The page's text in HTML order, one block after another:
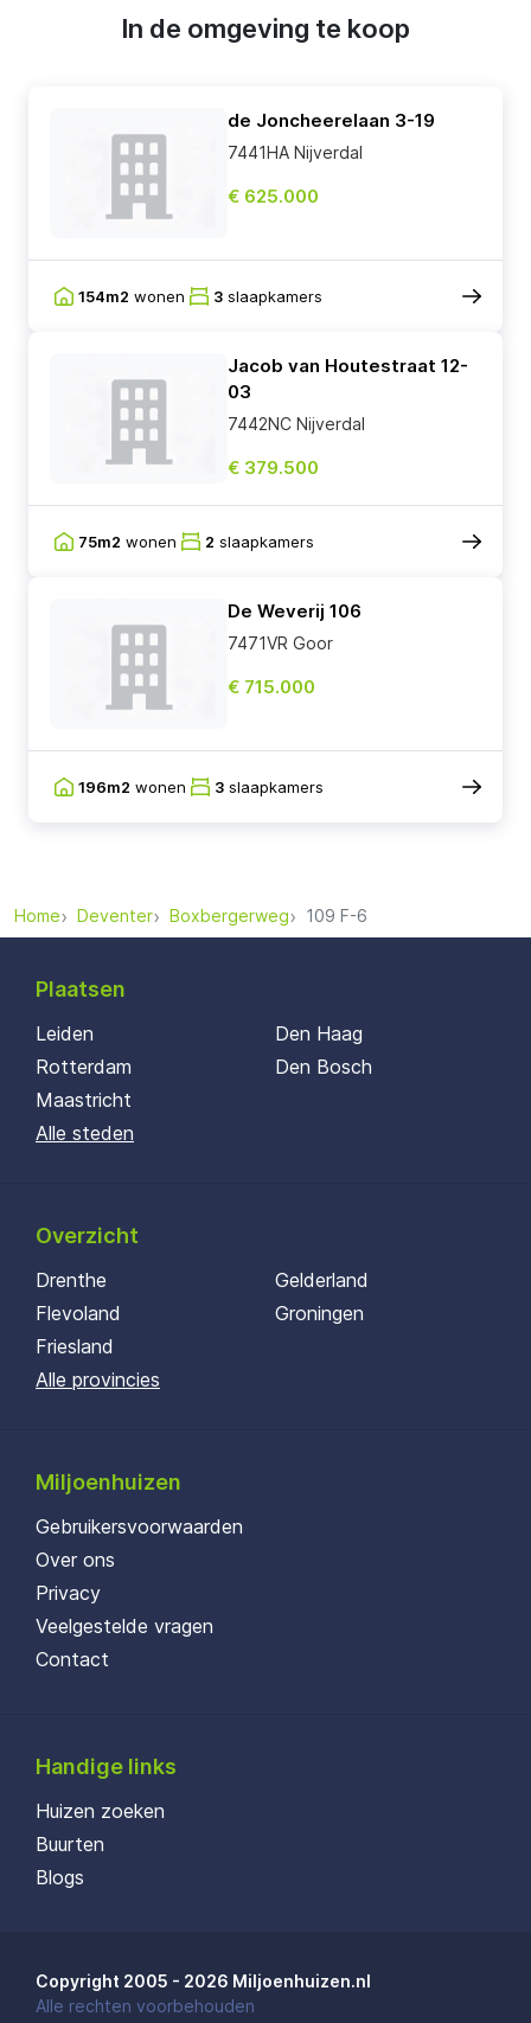
In de omgeving te koop
de Joncheerelaan 3-19
7441HA Nijverdal
€ 625.000
154m2 wonen 3 slaapkamers
Jacob van Houtestraat 12-
03
7442NC Nijverdal
€ 379.500
75m2 wonen 2 slaapkamers
De Weverij 106
7471VR Goor
€ 715.000
196m2 wonen 3 slaapkamers
Home Deventer Boxbergerweg 109 F-6
Plaatsen
Leiden
Rotterdam
Maastricht
Den Haag
Den Bosch
Alle steden
Overzicht
Drenthe
Flevoland
Friesland
Gelderland
Groningen
Alle provincies
Miljoenhuizen
Gebruikersvoorwaarden
Over ons
Privacy
Veelgestelde vragen
Contact
Handige links
Huizen zoeken
Buurten
Blogs
Copyright 2005 - 2026 Miljoenhuizen.nl
Alle rechten voorbehouden